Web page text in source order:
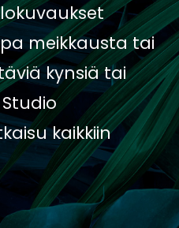
meikkausta tai
kynsiä tai
kaikkiin